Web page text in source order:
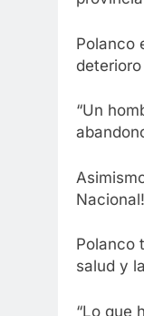
Polanco
“Un
Polanco
salud y
“Lo que